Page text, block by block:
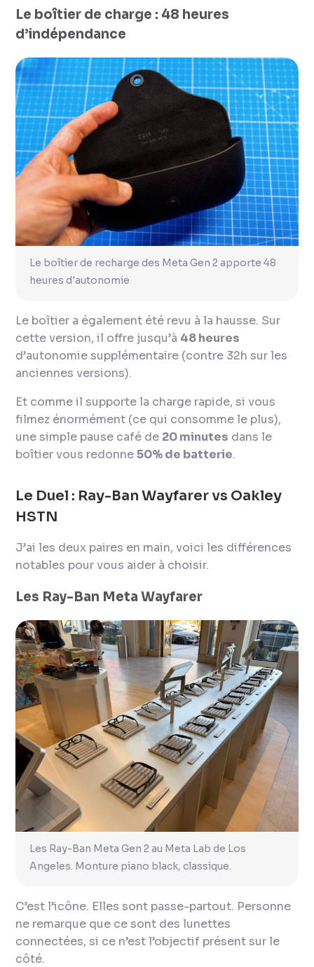
Le boîtier de charge : 48 heures
d’indépendance
Le boîtier de recharge des Meta Gen 2 apporte 48
heures d'autonomie
Le boîtier a également été revu à la hausse. Sur
cette version, il offre jusqu’à 48 heures
d’autonomie supplémentaire (contre 32h sur les
anciennes versions).
Et comme il supporte la charge rapide, si vous
filmez énormément (ce qui consomme le plus),
une simple pause café de 20 minutes dans le
boîtier vous redonne50% de batterie.
Le Duel : Ray-Ban Wayfarer vs Oakley
HSTN
J’ai les deux paires en main, voici les différences
notables pour vous aider à choisir.
Les Ray-Ban Meta Wayfarer
Les Ray-Ban Meta Gen 2 au Meta Lab de Los
Angeles. Monture piano black, classique.
C’est l’icône. Elles sont passe-partout. Personne
ne remarque que ce sont des lunettes
connectées, si ce n’est l’objectif présent sur le
côté.